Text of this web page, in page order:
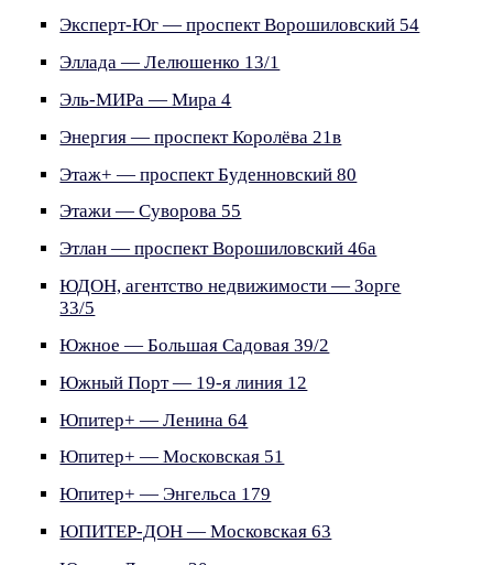
Эксперт-Юг — проспект Ворошиловский 54
Эллада — Лелюшенко 13/1
Эль-МИРа — Мира 4
Энергия — проспект Королёва 21в
Этаж+ — проспект Буденновский 80
Этажи — Суворова 55
Этлан — проспект Ворошиловский 46а
ЮДОН, агентство недвижимости — Зорге
33/5
Южное — Большая Садовая 39/2
Южный Порт — 19-я линия 12
Юпитер+ — Ленина 64
Юпитер+ — Московская 51
Юпитер+ — Энгельса 179
ЮПИТЕР-ДОН — Московская 63